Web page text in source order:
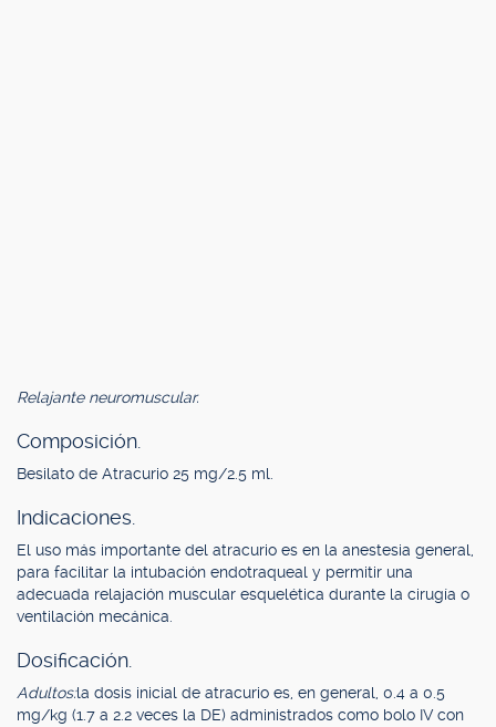
Relajante neuromuscular.
Composición.
Besilato de Atracurio 25 mg/2.5 ml.
Indicaciones.
El uso más importante del atracurio es en la anestesia general,
para facilitar la intubación endotraqueal y permitir una
adecuada relajación muscular esquelética durante la cirugía o
ventilación mecánica.
Dosificación.
Adultos:la dosis inicial de atracurio es, en general, 0.4 a 0.5
mg/kg (1.7 a 2.2 veces la DE) administrados como bolo IV con